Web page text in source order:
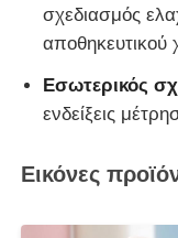
σχεδιασμός
αποθηκευτικού
Εσωτερικός
ενδείξεις
Εικόνες